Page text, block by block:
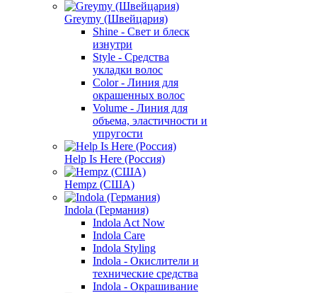
Greymy (Швейцария)
Shine - Свет и блеск
изнутри
Style - Средства
укладки волос
Color - Линия для
окрашенных волос
Volume - Линия для
объема, эластичности и
упругости
Help Is Here (Россия)
Hempz (США)
Indola (Германия)
Indola Act Now
Indola Care
Indola Styling
Indola - Окислители и
технические средства
Indola - Окрашивание